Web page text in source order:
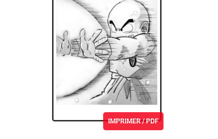
IMPRIMER / PDF